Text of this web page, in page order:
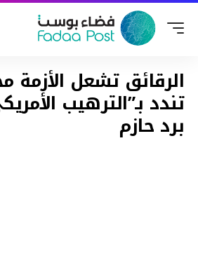
الرقائق تشعل الأزمة
تندد بـ”الترهيب
برد حازم